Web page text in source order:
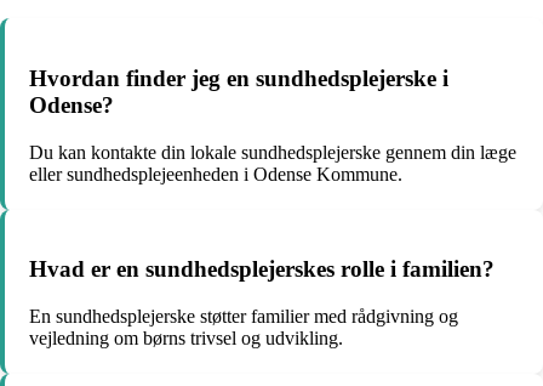
Hvordan finder jeg en sundhedsplejerske i
Odense?
Du kan kontakte din lokale sundhedsplejerske gennem din læge
eller sundhedsplejeenheden i Odense Kommune.
Hvad er en sundhedsplejerskes rolle i familien?
En sundhedsplejerske støtter familier med rådgivning og
vejledning om børns trivsel og udvikling.